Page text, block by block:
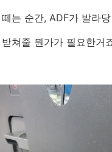
는 순간, ADF가 발라
쳐줄 뭔가가 필요한거